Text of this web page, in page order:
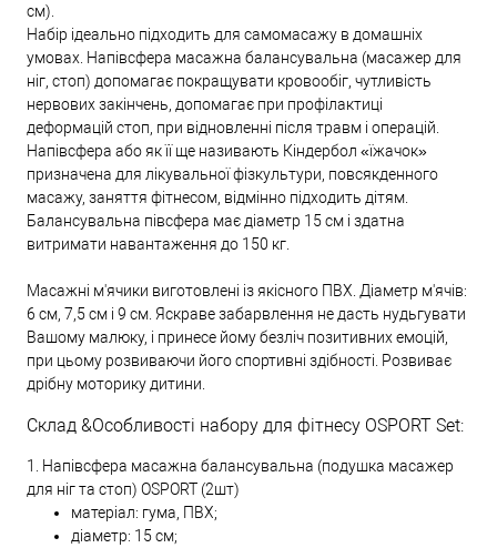
см).
Набір ідеально підходить для самомасажу в домашніх
умовах. Напівсфера масажна балансувальна (масажер для
ніг, стоп) допомагає покращувати кровообіг, чутливість
нервових закінчень, допомагає при профілактиці
деформацій стоп, при відновленні після травм і операцій.
Напівсфера або як її ще називають Кіндербол «їжачок»
призначена для лікувальної фізкультури, повсякденного
масажу, заняття фітнесом, відмінно підходить дітям.
Балансувальна півсфера має діаметр 15 см і здатна
витримати навантаження до 150 кг.
Масажні м'ячики виготовлені із якісного ПВХ. Діаметр м'ячів:
6 см, 7,5 см і 9 см. Яскраве забарвлення не дасть нудьгувати
Вашому малюку, і принесе йому безліч позитивних емоцій,
при цьому розвиваючи його спортивні здібності. Розвиває
дрібну моторику дитини.
Склад &Особливості набору для фітнесу OSPORT Set:
1. Напівсфера масажна балансувальна (подушка масажер
для ніг та стоп) OSPORT (2шт)
матеріал: гума, ПВХ;
діаметр: 15 см;